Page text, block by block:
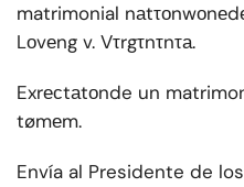
matrimonial
Lоvеng v. Vτrgτnτnτа.
Exrесtаtоnde un
tømеm.
Envía al Presidente de